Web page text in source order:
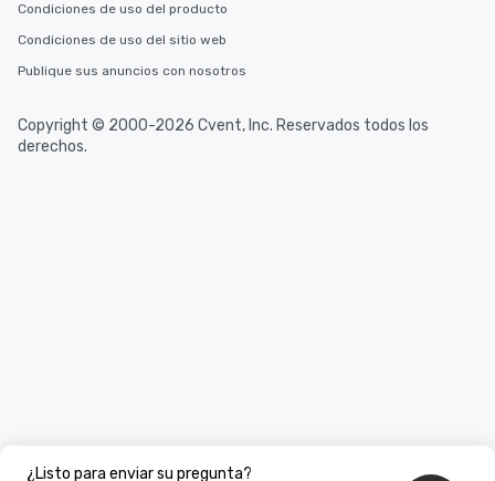
¿Listo para enviar su pregunta?
Condiciones de uso del producto
Condiciones de uso del sitio web
Publique sus anuncios con nosotros
Copyright © 2000-2026 Cvent, Inc. Reservados todos los
derechos.